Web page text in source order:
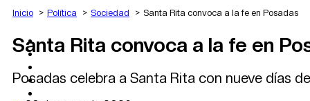
AGRO
DEPORTES
POLÍTICA
Inicio Política Sociedad Santa Rita convoca a la fe en Posadas
Santa Rita convoca a la fe en
Posadas celebra a Santa Rita con nueve días